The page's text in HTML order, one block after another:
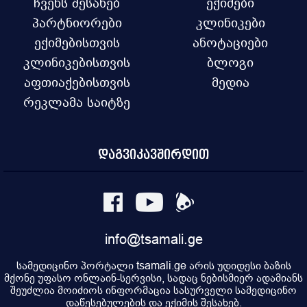
პარტნიორები
ექიმებისთვის
კლინიკებისთვის
აფთიაქებისთვის
რეკლამა საიტზე
კლინიკები
ანოტაციები
ბლოგი
მედია
დაგვიკავშირდით
info@tsamali.ge
სამედიცინო პორტალი tsamali.ge არის უდიდესი ბაზის
მქონე უფასო ონლაინ-სერვისი, სადაც ნებისმიერ ადამიანს
შეუძლია მოიძიოს ინფორმაცია სასურველი სამედიცინო
დაწესებულების და ექიმის შესახებ.